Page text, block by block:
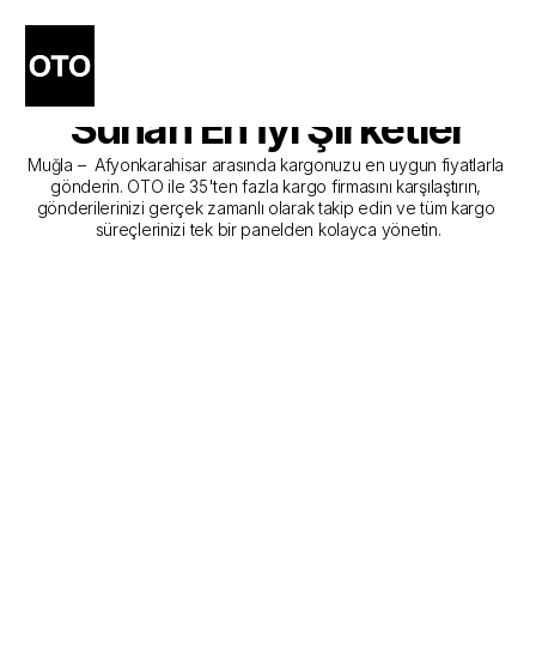
Muğla - Afyonkarahisar
Kargo Gönderim Hizmeti
Sunan En İyi Şirketler
Muğla –  Afyonkarahisar arasında kargonuzu en uygun fiyatlarla
gönderin. OTO ile 35'ten fazla kargo firmasını karşılaştırın,
gönderilerinizi gerçek zamanlı olarak takip edin ve tüm kargo
süreçlerinizi tek bir panelden kolayca yönetin.